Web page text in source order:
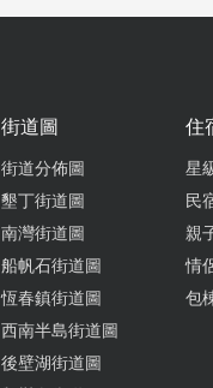
來到車城
冰綠豆蒜
暑！綠豆
非常滑順
很足，不
街道圖
街道分佈圖
墾丁街道圖
南灣街道圖
船帆石街道圖
恆春鎮街道圖
西南半島街道圖
後壁湖街道圖
住
星
民
親
情
包